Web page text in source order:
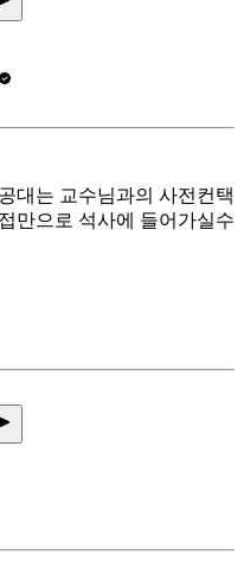
대는 교수님과의 사전컨택
만으로 석사에 들어가실수